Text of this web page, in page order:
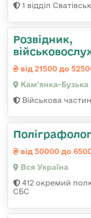
1 відділ
Розвідник,
від 21500 до
Кам'янка-Бузька
Військова
від 50000 до
Вся Україна
412 окремий
СБС